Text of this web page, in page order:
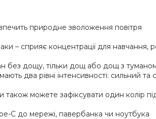
природне зволоження повітря
сприяє концентрації для навчання,
без дощу, тільки дощ або дощ з
два рівні інтенсивності: сильний та
можете зафіксувати один колір
C до мережі, павербанка чи ноутбука